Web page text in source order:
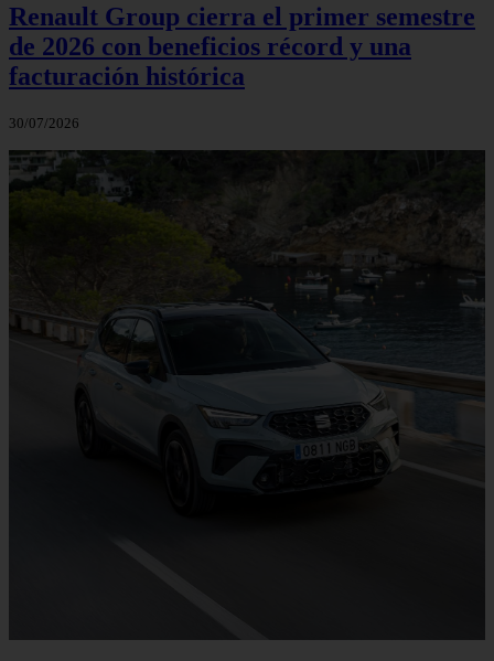
Renault Group cierra el primer semestre
de 2026 con beneficios récord y una
facturación histórica
30/07/2026